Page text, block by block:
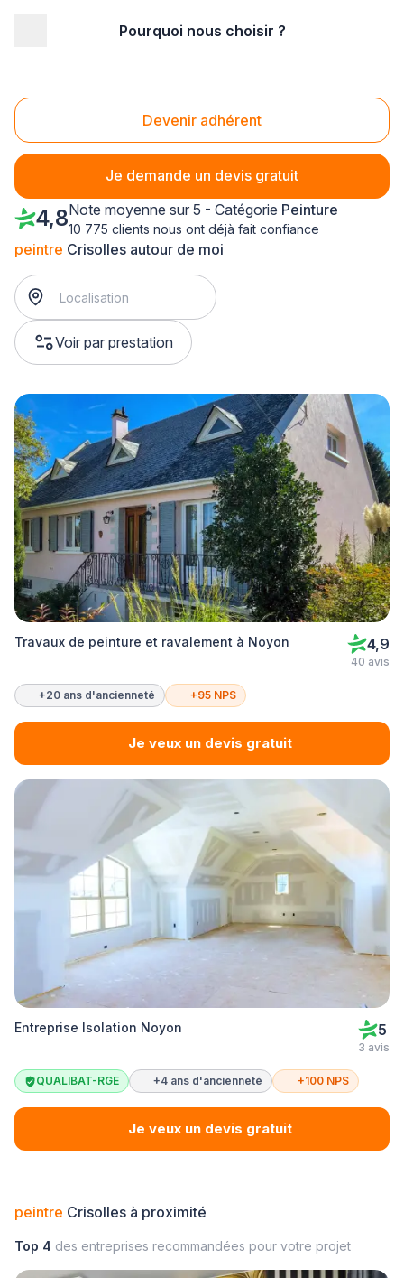
Pourquoi nous choisir ?
Devenir adhérent
Je demande un devis gratuit
Peintre Crisolles (60400)
peintre Crisolles autour de moi
Voir par prestation
4,8Note moyenne sur 5 - Catégorie Peinture
10 775 clients nous ont déjà fait confiance
Travaux de peinture et ravalement à Noyon 4,9
40 avis
+20 ans d'ancienneté +95 NPS
Je veux un devis gratuit
Entreprise Isolation Noyon 5
3 avis
QUALIBAT-RGE +4 ans d'ancienneté +100 NPS
Je veux un devis gratuit
peintre Crisolles à proximité
Top 4 des entreprises recommandées pour votre projet